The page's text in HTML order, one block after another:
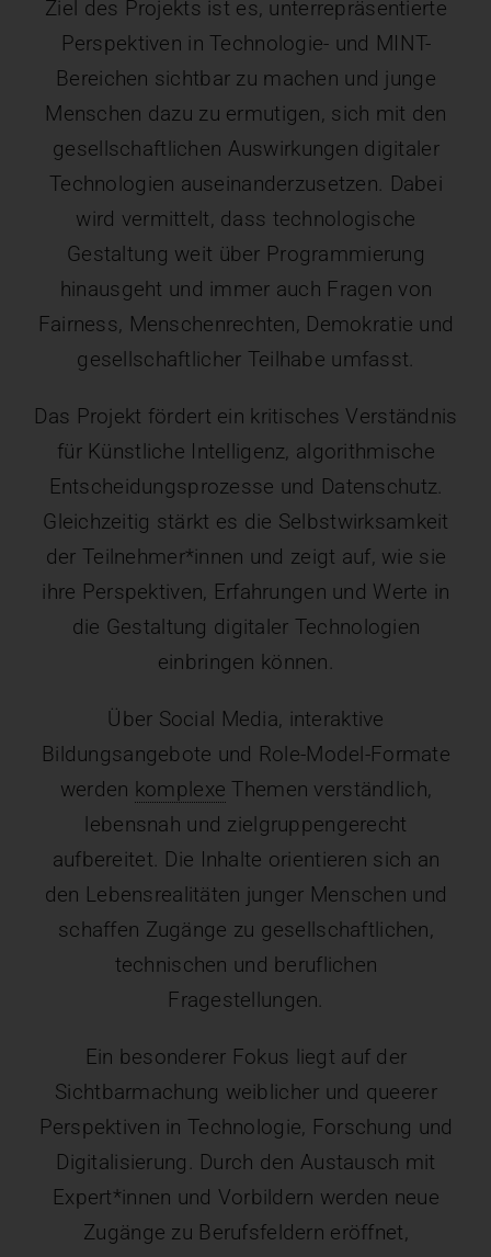
Ziel des Projekts ist es, unterrepräsentierte
Perspektiven in Technologie- und MINT-
Bereichen sichtbar zu machen und junge
Menschen dazu zu ermutigen, sich mit den
gesellschaftlichen Auswirkungen digitaler
Technologien auseinanderzusetzen. Dabei
wird vermittelt, dass technologische
Gestaltung weit über Programmierung
hinausgeht und immer auch Fragen von
Fairness, Menschenrechten, Demokratie und
gesellschaftlicher Teilhabe umfasst.
Das Projekt fördert ein kritisches Verständnis
für Künstliche Intelligenz, algorithmische
Entscheidungsprozesse und Datenschutz.
Gleichzeitig stärkt es die Selbstwirksamkeit
der Teilnehmer*innen und zeigt auf, wie sie
ihre Perspektiven, Erfahrungen und Werte in
die Gestaltung digitaler Technologien
einbringen können.
Über Social Media, interaktive
Bildungsangebote und Role-Model-Formate
werden komplexe Themen verständlich,
lebensnah und zielgruppengerecht
aufbereitet. Die Inhalte orientieren sich an
den Lebensrealitäten junger Menschen und
schaffen Zugänge zu gesellschaftlichen,
technischen und beruflichen
Fragestellungen.
Ein besonderer Fokus liegt auf der
Sichtbarmachung weiblicher und queerer
Perspektiven in Technologie, Forschung und
Digitalisierung. Durch den Austausch mit
Expert*innen und Vorbildern werden neue
Zugänge zu Berufsfeldern eröffnet,